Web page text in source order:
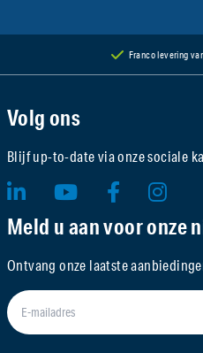
Franco levering
Volg ons
Blijf up-to-date via onze sociale
Meld u aan voor onze
Ontvang onze laatste